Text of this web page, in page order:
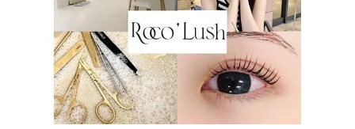
ロコラッシュ 仙川店 仙川駅 徒歩1分
ロコラッシュ自由が丘店 自由が丘駅 徒歩3分
続きを見る
ロコラッシュ 仙川店 仙川駅 徒歩1分
ロコラッシュ自由が丘店 自由が丘駅 徒歩3分
続きを見る
◆アイブロウとまつ毛パーマお願いしました。
カウンセリングも丁寧で施術も上手で大変よかったです。
色々アドバイスしてくださりありがとうございました。
お店もとても綺麗で清潔で素敵でした。
◆新宿店でまつげパーマをしていただくのは2回目。1回目同様に